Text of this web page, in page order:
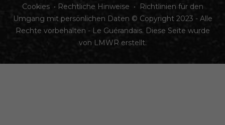
Cookies• Rechtliche Hinweise •
Richtlinien für den
Umgang mit persönlichen Daten © Copyright 2023 - Alle
Rechte vorbehalten - Le Guérandais. Diese Seite wurde
von LMWR erstellt.